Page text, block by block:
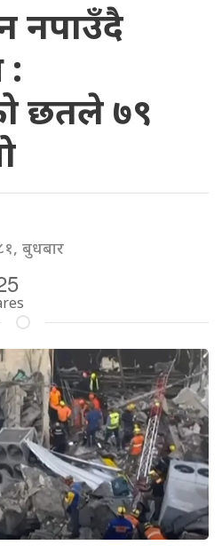
नपाउँदै
:
छतले ७९
बुधबार